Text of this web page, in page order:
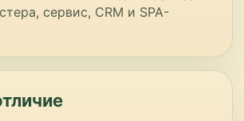
сервис, CRM и SPA-